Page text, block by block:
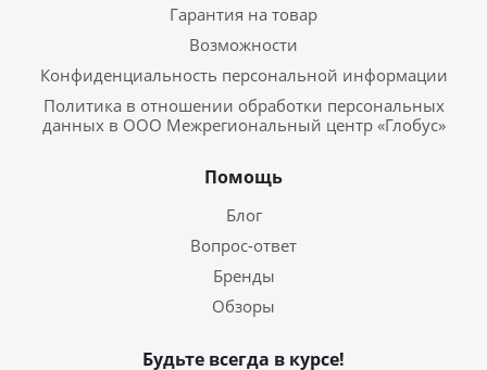
Гарантия на товар
Возможности
Конфиденциальность персональной информации
Политика в отношении обработки персональных
данных в ООО Межрегиональный центр «Глобус»
Помощь
Блог
Вопрос-ответ
Бренды
Обзоры
Будьте всегда в курсе!